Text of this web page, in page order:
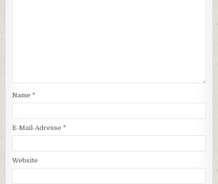
Name *
E-Mail-Adresse *
Website